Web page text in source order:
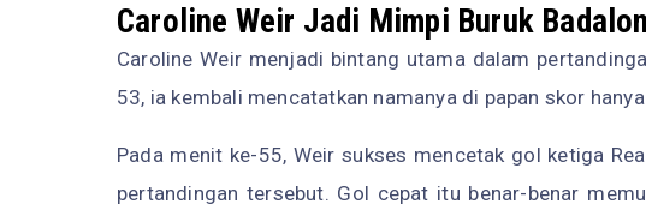
Caroline Weir Jadi Mimpi Buruk
Caroline Weir menjadi bintang utama dalam
53, ia kembali mencatatkan namanya di papan skor
Pada menit ke-55, Weir sukses mencetak gol ketiga
pertandingan tersebut. Gol cepat itu benar-benar